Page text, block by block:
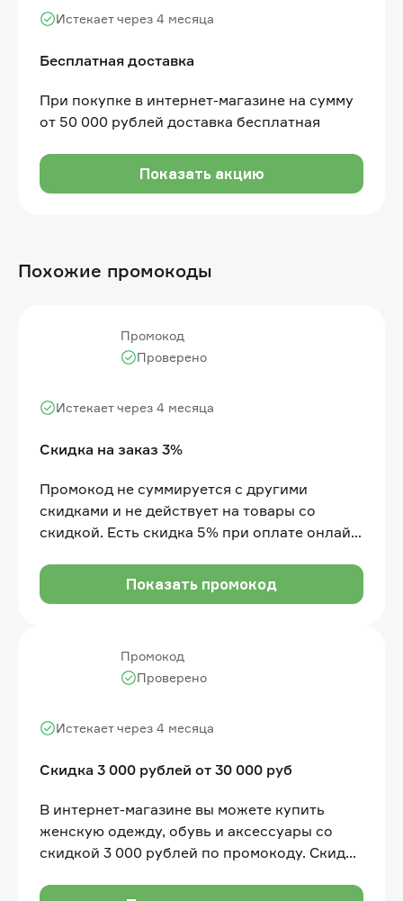
Бесплатная доставка
Истекает через 4 месяца
При покупке в интернет-магазине на сумму
от 50 000 рублей доставка бесплатная
Показать акцию
Похожие промокоды
Промокод
Скидка на заказ 3%
Истекает через 4 месяца
Проверено
Промокод не суммируется с другими
скидками и не действует на товары со
скидкой. Есть скидка 5% при оплате онлайн,
Показать промокод
Промокод
Скидка 3 000 рублей от 30 000 руб
Истекает через 4 месяца
Проверено
В интернет-магазине вы можете купить
женскую одежду, обувь и аксессуары со
скидкой 3 000 рублей по промокоду. Скидка